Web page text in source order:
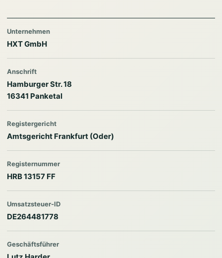
Unternehmen
HXT GmbH
Anschrift
Hamburger Str. 18
16341 Panketal
Registergericht
Amtsgericht Frankfurt (Oder)
Registernummer
HRB 13157 FF
Umsatzsteuer-ID
DE264481778
Geschäftsführer